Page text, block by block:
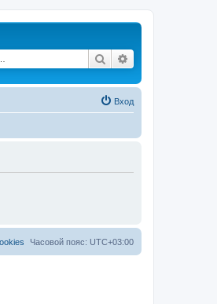
Поиск
Вход
Часовой пояс: UTC+03:00